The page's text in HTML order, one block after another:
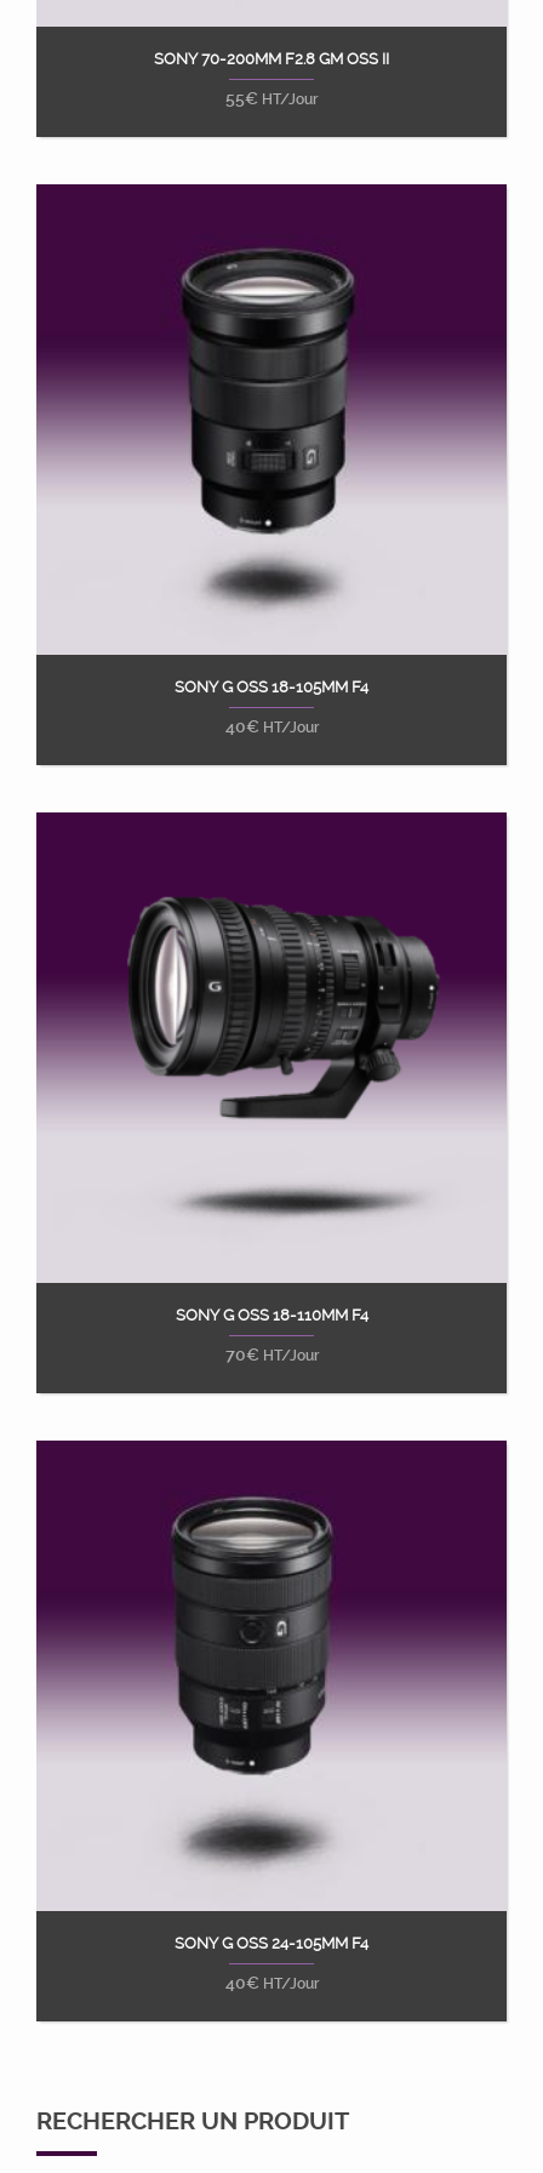
Ajouter au panier
SONY 70-200MM F2.8 GM OSS II
55€ HT/Jour
Ajouter au panier
SONY G OSS 18-105MM F4
40€ HT/Jour
Ajouter au panier
SONY G OSS 18-110MM F4
70€ HT/Jour
Ajouter au panier
SONY G OSS 24-105MM F4
40€ HT/Jour
RECHERCHER UN PRODUIT